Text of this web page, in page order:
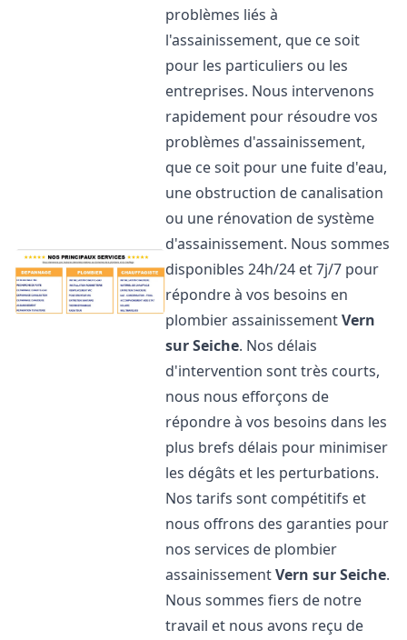
problèmes liés à
l'assainissement, que ce soit
pour les particuliers ou les
entreprises. Nous intervenons
rapidement pour résoudre vos
problèmes d'assainissement,
que ce soit pour une fuite d'eau,
une obstruction de canalisation
ou une rénovation de système
d'assainissement. Nous sommes
disponibles 24h/24 et 7j/7 pour
répondre à vos besoins en
plombier assainissementVern
sur Seiche. Nos délais
d'intervention sont très courts,
nous nous efforçons de
répondre à vos besoins dans les
plus brefs délais pour minimiser
les dégâts et les perturbations.
Nos tarifs sont compétitifs et
nous offrons des garanties pour
nos services de plombier
assainissementVern sur Seiche.
Nous sommes fiers de notre
travail et nous avons reçu de